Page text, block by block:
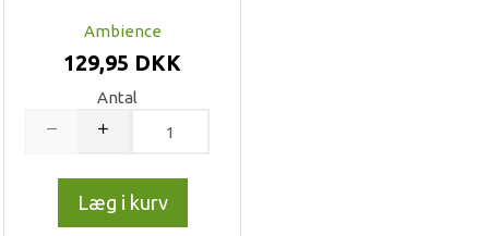
Ambience
129,95 DKK
Antal
Læg i kurv